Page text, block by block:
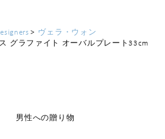
ヴェラ・ウォン
グラファイト オーバルプレート33cm
男性への贈り物